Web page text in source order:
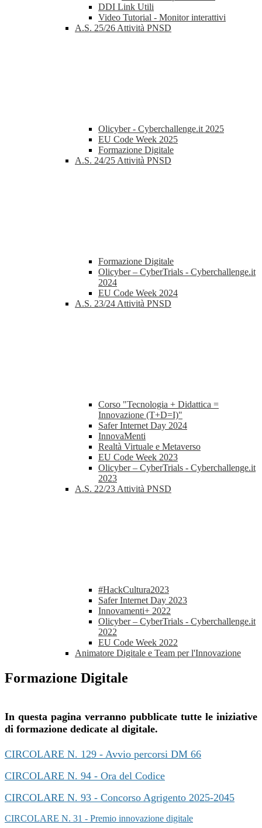
DDI Link Utili
Video Tutorial - Monitor interattivi
A.S. 25/26 Attività PNSD
Olicyber - Cyberchallenge.it 2025
EU Code Week 2025
Formazione Digitale
A.S. 24/25 Attività PNSD
Formazione Digitale
Olicyber – CyberTrials - Cyberchallenge.it
2024
EU Code Week 2024
A.S. 23/24 Attività PNSD
Corso "Tecnologia + Didattica =
Innovazione (T+D=I)"
Safer Internet Day 2024
InnovaMenti
Realtà Virtuale e Metaverso
EU Code Week 2023
Olicyber – CyberTrials - Cyberchallenge.it
2023
A.S. 22/23 Attività PNSD
#HackCultura2023
Safer Internet Day 2023
Innovamenti+ 2022
Olicyber – CyberTrials - Cyberchallenge.it
2022
EU Code Week 2022
Animatore Digitale e Team per l'Innovazione
Formazione Digitale
In questa pagina verranno pubblicate tutte le iniziative
di formazione dedicate al digitale.
CIRCOLARE N. 129 - Avvio percorsi DM 66
CIRCOLARE N. 94 - Ora del Codice
CIRCOLARE N. 93 - Concorso Agrigento 2025-2045
CIRCOLARE N. 31 - Premio innovazione digitale